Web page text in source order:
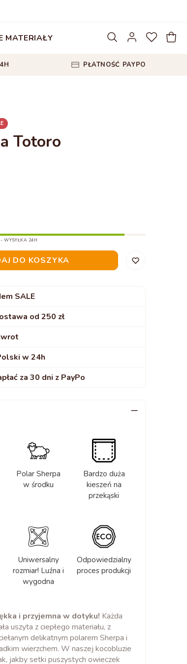
MATERIAŁY
PŁATNOŚĆ PAYPO
Totoro
WYSYŁKA 24H
DO KOSZYKA
SALE
od 250 zł
w 24h
za 30 dni z PayPo
Polar Sherpa
w środku
Bardzo duża
kieszeń na
przekąski
Uniwersalny
rozmiar! Luźna i
wygodna
Odpowiedzialny
proces produkcji
i przyjemna w dotyku! Każda
uszyta z ciepłego materiału, z
delikatnym polarem Sherpa i
wierzchem. W naszej kocobluzie
jakby setki puszystych owieczek